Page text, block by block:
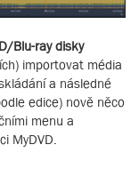
Blu-ray disky
importovat média
a následné
edice) nově něco
menu a
MyDVD.